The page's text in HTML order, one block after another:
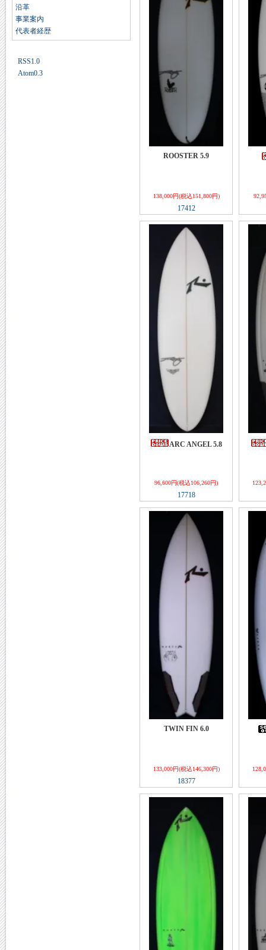
沿革
事業案内
代表者経歴
RSS1.0
Atom0.3
ROOSTER 5.9
138,000円(税込151,800円)
17412
ARC ANGEL 5.8
96,600円(税込106,260円)
17718
TWIN FIN 6.0
133,000円(税込146,300円)
18377